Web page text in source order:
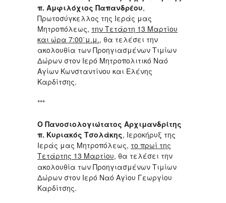
π. Αμφιλόχιος Παπανδρέου,
Πρωτοσύγκελλος της Ιεράς μας
Μητροπόλεως, την Τετάρτη 13 Μαρτίου
και ώρα 7:00΄μ.μ., θα τελέσει την
ακολουθία των Προηγιασμένων Τιμίων
Δώρων στον Ιερό Μητροπολιτικό Ναό
Αγίων Κωνσταντίνου και Ελένης
Καρδίτσης.
***
Ο Πανοσιολογιώτατος Αρχιμανδρίτης
π. Κυριακός Τσολάκης, Ιεροκήρυξ της
Ιεράς μας Μητροπόλεως, το πρωί της
Τετάρτης 13 Μαρτίου, θα τελέσει την
ακολουθία των Προηγιασμένων Τιμίων
Δώρων στον Ιερό Ναό Αγίου Γεωργίου
Καρδίτσης.